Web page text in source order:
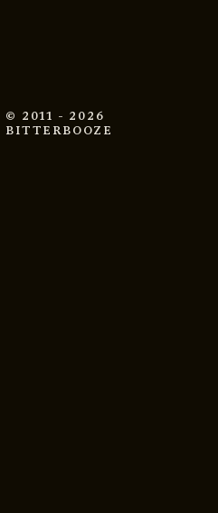
© 2011 - 2026
BITTERBOOZE